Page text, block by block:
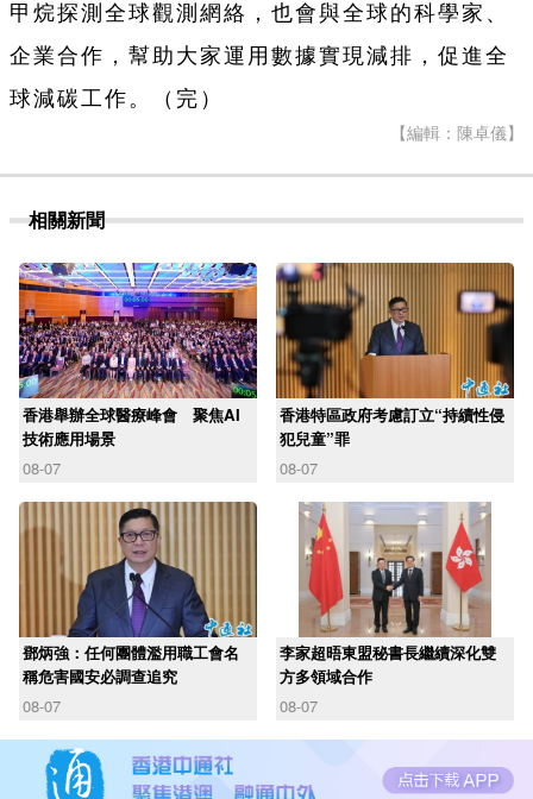
甲烷探測全球觀測網絡，也會與全球的科學家、
企業合作，幫助大家運用數據實現減排，促進全
球減碳工作。（完）
【編輯：陳卓儀】
相關新聞
香港舉辦全球醫療峰會 聚焦AI
技術應用場景
08-07
香港特區政府考慮訂立“持續性侵
犯兒童”罪
08-07
鄧炳強：任何團體濫用職工會名
稱危害國安必調查追究
08-07
李家超晤東盟秘書長繼續深化雙
方多領域合作
08-07